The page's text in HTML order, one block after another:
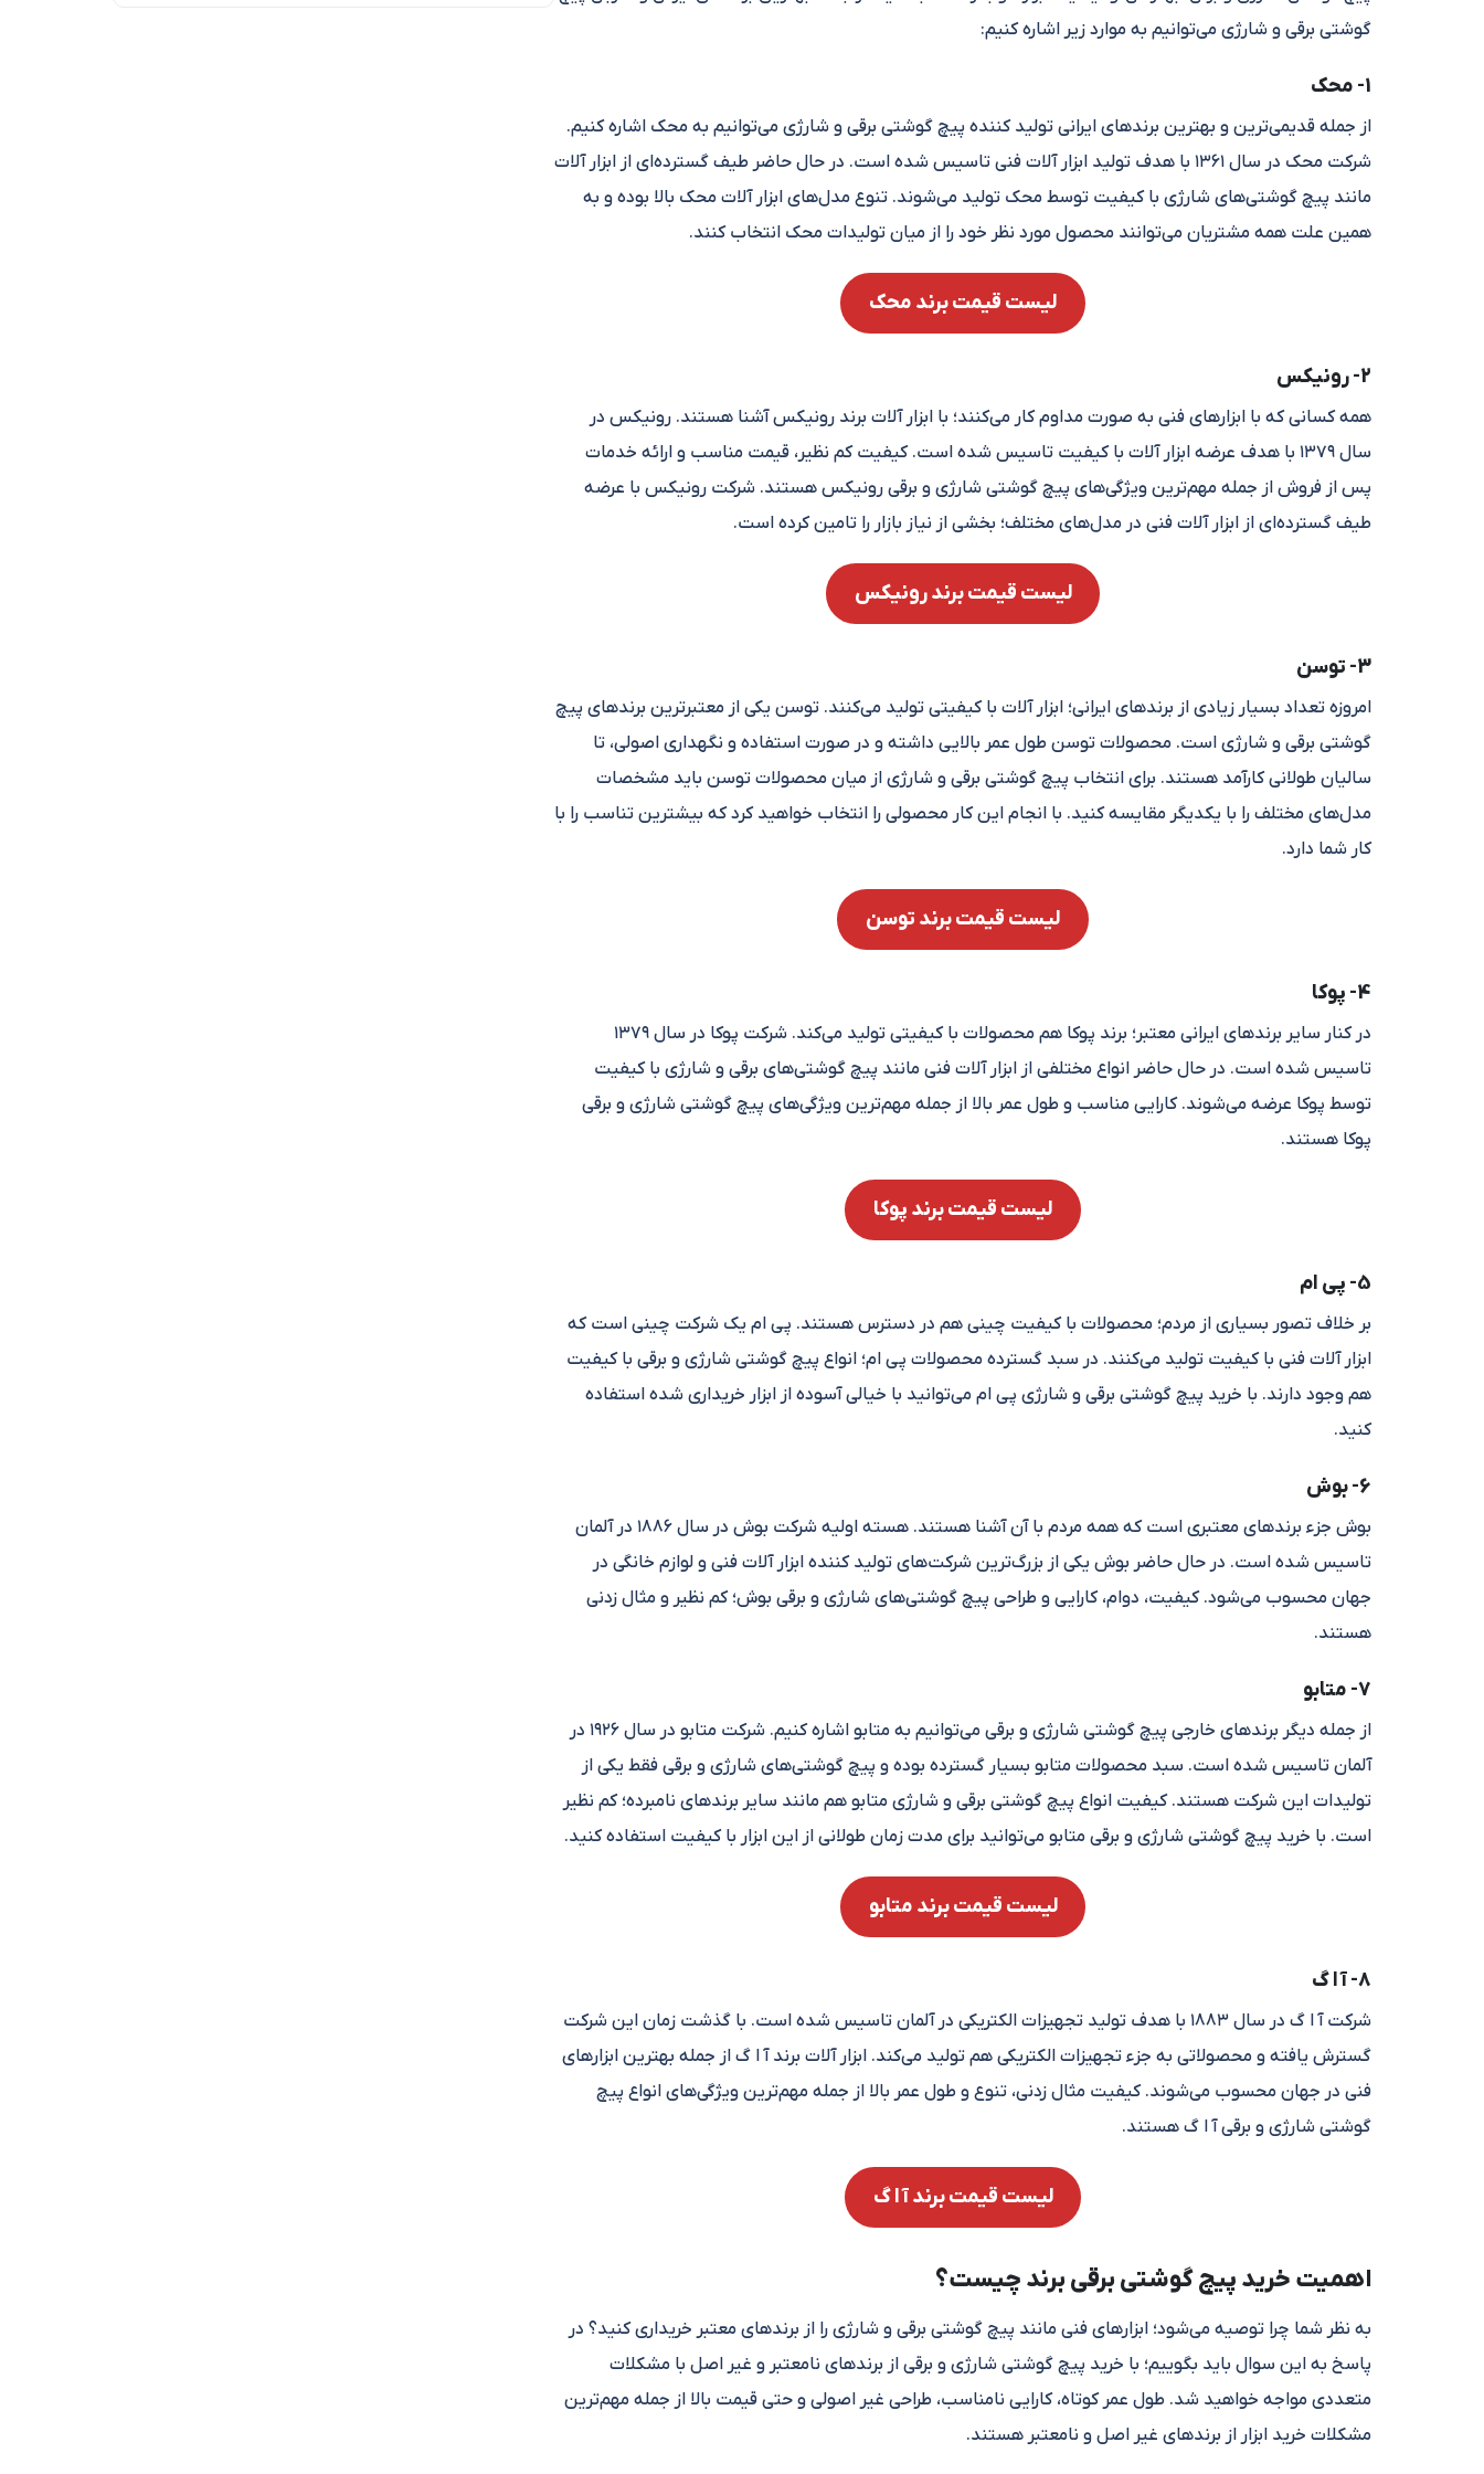
گوشتی برقی و شارژی می‌توانیم به موارد زیر اشاره کنیم:
1- محک
از جمله قدیمی‌ترین و بهترین برندهای ایرانی تولید کننده پیچ گوشتی برقی و شارژی می‌توانیم به محک اشاره کنیم.
شرکت محک در سال ۱۳۶۱ با هدف تولید ابزار آلات فنی تاسیس شده است. در حال حاضر طیف گسترده‌ای از ابزار آلات
مانند پیچ گوشتی‌های شارژی با کیفیت توسط محک تولید می‌شوند. تنوع مدل‌های ابزار آلات محک بالا بوده و به
همین علت همه مشتریان می‌توانند محصول مورد نظر خود را از میان تولیدات محک انتخاب کنند.
لیست قیمت برند محک
2- رونیکس
همه کسانی که با ابزارهای فنی به صورت مداوم کار می‌کنند؛ با ابزار آلات برند رونیکس آشنا هستند. رونیکس در
سال ۱۳۷۹ با هدف عرضه ابزار آلات با کیفیت تاسیس شده است. کیفیت کم نظیر، قیمت مناسب و ارائه خدمات
پس از فروش از جمله مهم‌ترین ویژگی‌های پیچ گوشتی شارژی و برقی رونیکس هستند. شرکت رونیکس با عرضه
طیف گسترده‌ای از ابزار آلات فنی در مدل‌های مختلف؛ بخشی از نیاز بازار را تامین کرده است.
لیست قیمت برند رونیکس
3- توسن
امروزه تعداد بسیار زیادی از برندهای ایرانی؛ ابزار آلات با کیفیتی تولید می‌کنند. توسن یکی از معتبرترین برندهای پیچ
گوشتی برقی و شارژی است. محصولات توسن طول عمر بالایی داشته و در صورت استفاده و نگهداری اصولی، تا
سالیان طولانی کارآمد هستند. برای انتخاب پیچ گوشتی برقی و شارژی از میان محصولات توسن باید مشخصات
مدل‌های مختلف را با یکدیگر مقایسه کنید. با انجام این کار محصولی را انتخاب خواهید کرد که بیشترین تناسب را با
کار شما دارد.
لیست قیمت برند توسن
4- پوکا
در کنار سایر برندهای ایرانی معتبر؛ برند پوکا هم محصولات با کیفیتی تولید می‌کند. شرکت پوکا در سال ۱۳۷۹
تاسیس شده است. در حال حاضر انواع مختلفی از ابزار آلات فنی مانند پیچ گوشتی‌های برقی و شارژی با کیفیت
توسط پوکا عرضه می‌شوند. کارایی مناسب و طول عمر بالا از جمله مهم‌ترین ویژگی‌های پیچ گوشتی شارژی و برقی
پوکا هستند.
لیست قیمت برند پوکا
5- پی ام
بر خلاف تصور بسیاری از مردم؛ محصولات با کیفیت چینی هم در دسترس هستند. پی ام یک شرکت چینی است که
ابزار آلات فنی با کیفیت تولید می‌کنند. در سبد گسترده محصولات پی ام؛ انواع پیچ گوشتی شارژی و برقی با کیفیت
هم وجود دارند. با خرید پیچ گوشتی برقی و شارژی پی ام می‌توانید با خیالی آسوده از ابزار خریداری شده استفاده
کنید.
6- بوش
بوش جزء برندهای معتبری است که همه مردم با آن آشنا هستند. هسته اولیه شرکت بوش در سال ۱۸۸۶ در آلمان
تاسیس شده است. در حال حاضر بوش یکی از بزرگ‌ترین شرکت‌های تولید کننده ابزار آلات فنی و لوازم خانگی در
جهان محسوب می‌شود. کیفیت، دوام، کارایی و طراحی پیچ گوشتی‌های شارژی و برقی بوش؛ کم نظیر و مثال زدنی
هستند.
7- متابو
از جمله دیگر برندهای خارجی پیچ گوشتی شارژی و برقی می‌توانیم به متابو اشاره کنیم. شرکت متابو در سال ۱۹۲۶ در
آلمان تاسیس شده است. سبد محصولات متابو بسیار گسترده بوده و پیچ گوشتی‌های شارژی و برقی فقط یکی از
تولیدات این شرکت هستند. کیفیت انواع پیچ گوشتی برقی و شارژی متابو هم مانند سایر برندهای نامبرده؛ کم نظیر
است. با خرید پیچ گوشتی شارژی و برقی متابو می‌توانید برای مدت زمان طولانی از این ابزار با کیفیت استفاده کنید.
لیست قیمت برند متابو
8- آ ا گ
شرکت آ ا گ در سال ۱۸۸۳ با هدف تولید تجهیزات الکتریکی در آلمان تاسیس شده است. با گذشت زمان این شرکت
گسترش یافته و محصولاتی به جزء تجهیزات الکتریکی هم تولید می‌کند. ابزار آلات برند آ ا گ از جمله بهترین ابزارهای
فنی در جهان محسوب می‌شوند. کیفیت مثال زدنی، تنوع و طول عمر بالا از جمله مهم‌ترین ویژگی‌های انواع پیچ
گوشتی شارژی و برقی آ ا گ هستند.
لیست قیمت برند آ ا گ
اهمیت خرید پیچ گوشتی برقی برند چیست؟
به نظر شما چرا توصیه می‌شود؛ ابزارهای فنی مانند پیچ گوشتی برقی و شارژی را از برندهای معتبر خریداری کنید؟ در
پاسخ به این سوال باید بگوییم؛ با خرید پیچ گوشتی شارژی و برقی از برندهای نامعتبر و غیر اصل با مشکلات
متعددی مواجه خواهید شد. طول عمر کوتاه، کارایی نامناسب، طراحی غیر اصولی و حتی قیمت بالا از جمله مهم‌ترین
مشکلات خرید ابزار از برندهای غیر اصل و نامعتبر هستند.